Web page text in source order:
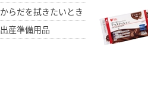
からだを拭きたいとき
出産準備用品